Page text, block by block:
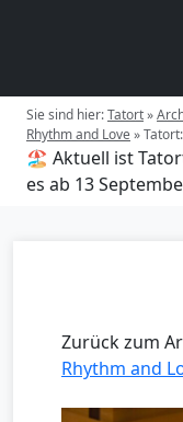
Sie sind hier:Tatort»
Rhythm and Love»
🏖️ Aktuell ist
es ab 13
Zurück zum
Rhythm and